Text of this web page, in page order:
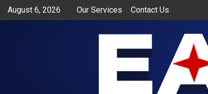
August 6, 2026 Our Services Contact Us